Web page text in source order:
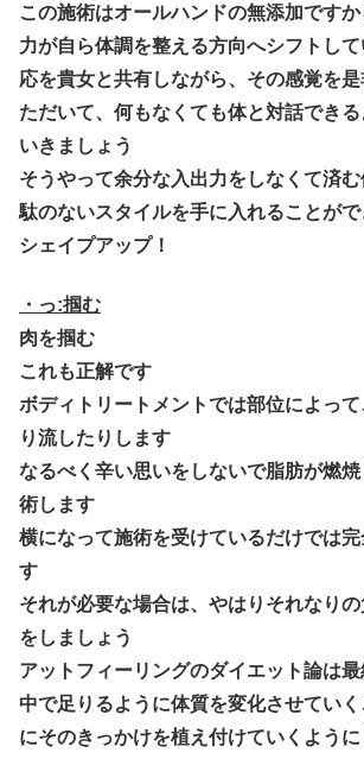
この施術はオールハンドの無添加です
力が自ら体調を整える方向へシフトし
応を貴女と共有しながら、その感覚を
ただいて、何もなくても体と対話でき
いきましょう
そうやって余分な入出力をしなくて済
駄のないスタイルを手に入れることが
シェイプアップ！
・っ:掴む
肉を掴む
これも正解です
ボディトリートメントでは部位によっ
り流したりします
なるべく辛い思いをしないで脂肪が燃
術します
横になって施術を受けているだけでは
す
それが必要な場合は、やはりそれなり
をしましょう
アットフィーリングのダイエット論は
中で足りるように体質を変化させてい
にそのきっかけを植え付けていくよう